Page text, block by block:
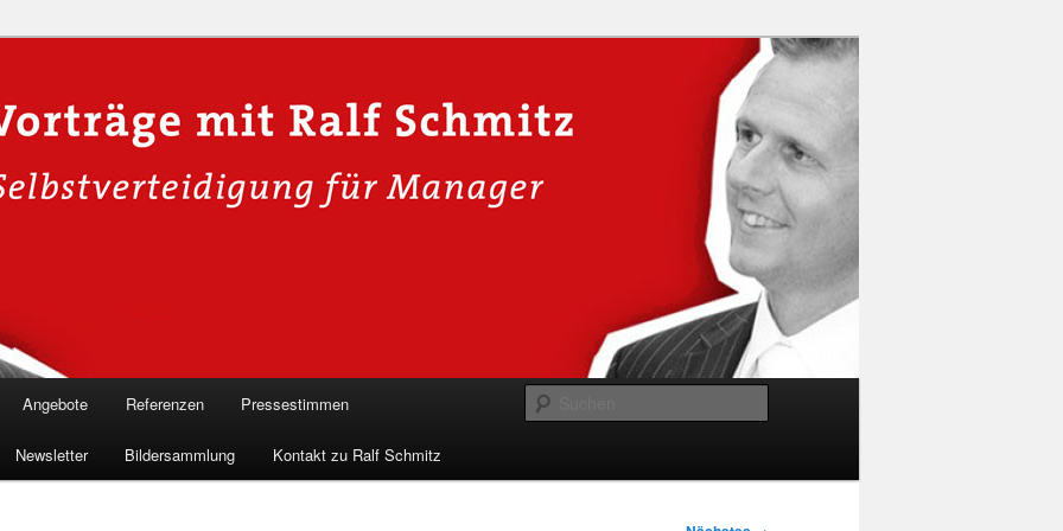
für Hackervorträge &
🛡️
in die Welt der Cybersicherheit mit Ralf Schmitz. Erleben Sie Live-
& schützen Sie sich effektiv.
Angebote Referenzen Pressestimmen
Newsletter Bildersammlung Kontakt zu Ralf Schmitz